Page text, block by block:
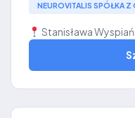
NEUROVITALIS SPÓŁKA
Stanisława